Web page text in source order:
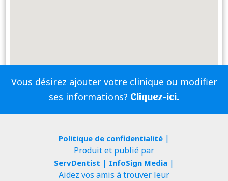
Vous désirez ajouter votre clinique ou modifier
ses informations? Cliquez-ici.
Politique de confidentialité|
Produit et publié par
ServDentist | InfoSign Media|
Aidez vos amis à trouver leur